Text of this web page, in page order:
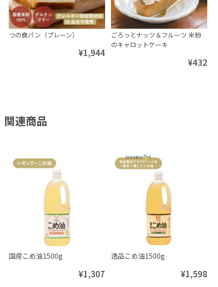
つの食パン（プレーン）
¥1,944
ごろっとナッツ＆フルーツ 米粉
のキャロットケーキ
¥432
関連商品
国産こめ油1500g
¥1,307
逸品こめ油1500g
¥1,598